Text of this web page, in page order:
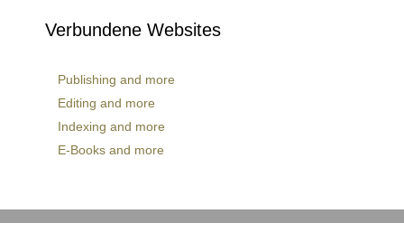
Verbundene Websites
Publishing and more
Editing and more
Indexing and more
E-Books and more